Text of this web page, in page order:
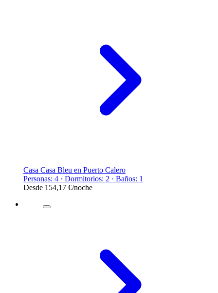
Casa Casa Bleu en Puerto Calero
Personas: 4 · Dormitorios: 2 · Baños: 1
Desde 154,17 €/noche